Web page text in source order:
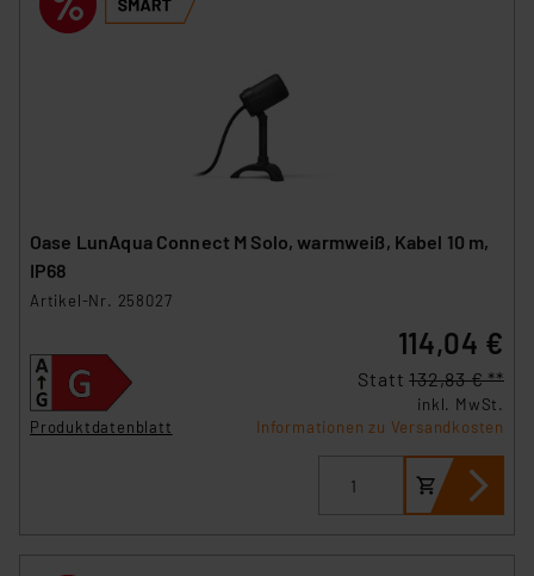
Oase LunAqua Connect M Solo, warmweiß, Kabel 10 m,
IP68
Artikel-Nr. 258027
Produktdatenblatt
114,04 €
Statt132,83 € **
inkl. MwSt.
Informationen zu Versandkosten